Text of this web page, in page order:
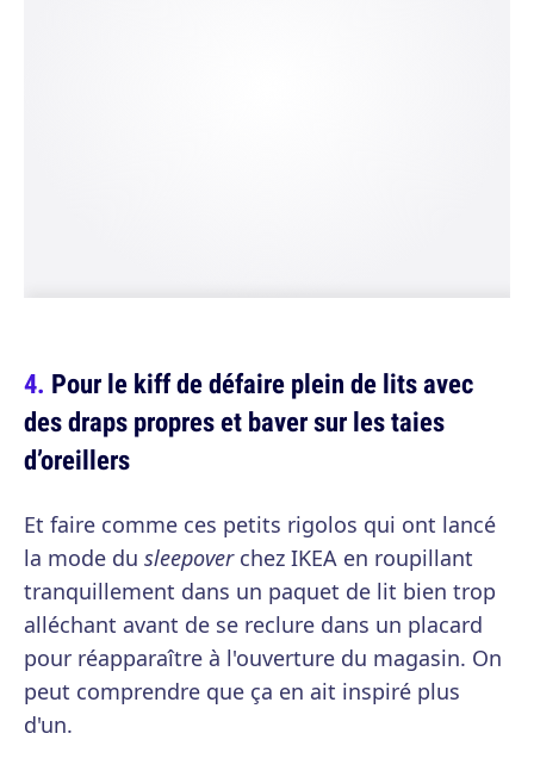
Pour le kiff de défaire plein de lits avec
des draps propres et baver sur les taies
d’oreillers
Et faire comme ces petits rigolos qui ont lancé
la mode du sleepoverchez IKEA en roupillant
tranquillement dans un paquet de lit bien trop
alléchant avant de se reclure dans un placard
pour réapparaître à l'ouverture du magasin. On
peut comprendre que ça en ait inspiré plus
d'un.